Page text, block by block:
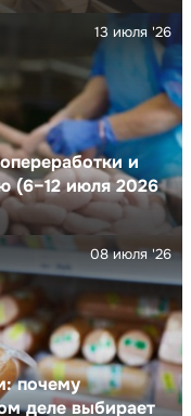
и
(6–12 июля 2026
13 июля '26
почему
деле выбирает
08 июля '26